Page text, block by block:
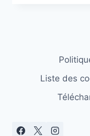
Liste des